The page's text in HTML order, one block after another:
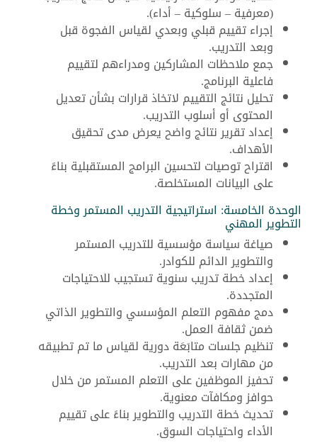
(معرفية – سلوكية – أداء).
إجراء تقييم قبلي وبعدي لقياس الفجوة قبل
وبعد التدريب.
جمع ملاحظات المشاركين ومدراءهم لتقييم
فاعلية البرنامج.
تحليل نتائج التقييم لاتخاذ قرارات بشأن تعديل
المحتوى أو أسلوب التدريب.
إعداد تقرير نتائج واضح يعرض مدى تحقيق
الأهداف.
اقتراح توصيات لتحسين البرامج المستقبلية بناءً
على البيانات المستخلصة.
الوحدة الخامسة: استراتيجية التدريب المستمر وخطة
التطوير المهني
صياغة سياسة مؤسسية للتدريب المستمر
والتطوير الدائم للكوادر.
إعداد خطة تدريب سنوية تستجيب للاحتياجات
المتجددة.
دمج مفهوم التعلم المؤسسي والتطوير الذاتي
ضمن ثقافة العمل.
تنظيم جلسات متابَعَة دورية لقياس ما تم تطبيقه
من مهارات بعد التدريب.
تحفيز الموظفين على التعلم المستمر من خلال
حوافز ومكافآت معنوية.
تحديث خطة التدريب والتطوير بناءً على تقييم
الأداء واحتياجات السوق.